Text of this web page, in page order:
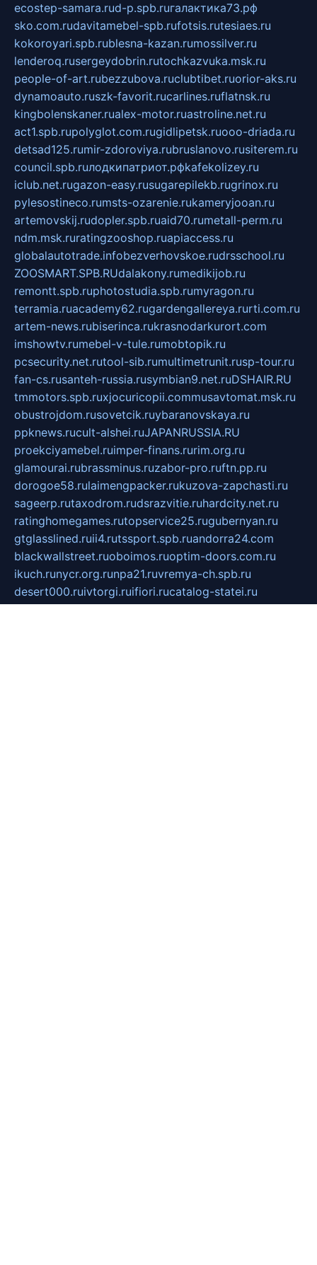
ecostep-samara.rud-p.spb.ruгалактика73.рф
sko.com.rudavitamebel-spb.rufotsis.rutesiaes.ru
kokoroyari.spb.rublesna-kazan.rumossilver.ru
lenderoq.rusergeydobrin.rutochkazvuka.msk.ru
people-of-art.rubezzubova.ruclubtibet.ruorior-aks.ru
dynamoauto.ruszk-favorit.rucarlines.ruflatnsk.ru
kingbolenskaner.rualex-motor.ruastroline.net.ru
act1.spb.rupolyglot.com.rugidlipetsk.ruooo-driada.ru
detsad125.rumir-zdoroviya.rubruslanovo.rusiterem.ru
council.spb.ruлодкипатриот.рфkafekolizey.ru
iclub.net.rugazon-easy.rusugarepilekb.rugrinox.ru
pylesostineco.rumsts-ozarenie.rukameryjooan.ru
artemovskij.rudopler.spb.ruaid70.rumetall-perm.ru
ndm.msk.ruratingzooshop.ruapiaccess.ru
globalautotrade.infobezverhovskoe.rudrsschool.ru
ZOOSMART.SPB.RUdalakony.rumedikijob.ru
remontt.spb.ruphotostudia.spb.rumyragon.ru
terramia.ruacademy62.rugardengallereya.rurti.com.ru
artem-news.rubiserinca.rukrasnodarkurort.com
imshowtv.rumebel-v-tule.rumobtopik.ru
pcsecurity.net.rutool-sib.rumultimetrunit.rusp-tour.ru
fan-cs.rusanteh-russia.rusymbian9.net.ruDSHAIR.RU
tmmotors.spb.ruxjocuricopii.commusavtomat.msk.ru
obustrojdom.rusovetcik.ruybaranovskaya.ru
ppknews.rucult-alshei.ruJAPANRUSSIA.RU
proekciyamebel.ruimper-finans.rurim.org.ru
glamourai.rubrassminus.ruzabor-pro.ruftn.pp.ru
dorogoe58.rulaimengpacker.rukuzova-zapchasti.ru
sageerp.rutaxodrom.rudsrazvitie.ruhardcity.net.ru
ratinghomegames.rutopservice25.rugubernyan.ru
gtglasslined.ruii4.rutssport.spb.ruandorra24.com
blackwallstreet.ruoboimos.ruoptim-doors.com.ru
ikuch.runycr.org.runpa21.ruvremya-ch.spb.ru
desert000.ruivtorgi.ruifiori.rucatalog-statei.ru